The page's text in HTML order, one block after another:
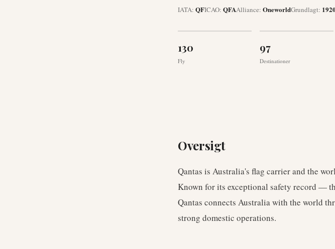
IATA: QFICAO: QFAAlliance: OneworldGrundlagt:
130
Fly
97
Destinationer
Oversigt
Qantas is Australia's flag carrier and the
Known for its exceptional safety record —
Qantas connects Australia with the world
strong domestic operations.